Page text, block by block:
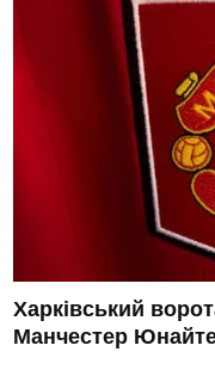
Харківський
Манчестер